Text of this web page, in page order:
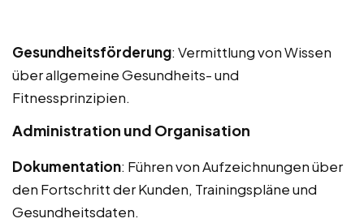
Gesundheitsförderung: Vermittlung von Wissen
über allgemeine Gesundheits- und
Fitnessprinzipien.
Administration und Organisation
Dokumentation: Führen von Aufzeichnungen über
den Fortschritt der Kunden, Trainingspläne und
Gesundheitsdaten.